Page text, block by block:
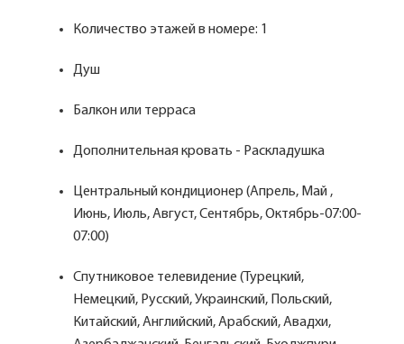
Количество этажей в номере: 1
Душ
Балкон или терраса
Дополнительная кровать - Раскладушка
Центральный кондиционер (Апрель, Май ,
Июнь, Июль, Август, Сентябрь, Октябрь-07:00-
07:00)
Спутниковое телевидение (Турецкий,
Немецкий, Русский, Украинский, Польский,
Китайский, Английский, Арабский, Авадхи,